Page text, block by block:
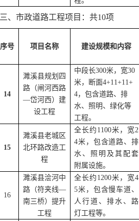
三、市政道路工程项目：共10项
序号 项目名称 建设规模和内容
14
濉溪县规划四
路（闸河西路
—岱河西） 建
设工程
中段长300米，宽30
米，断面4+11+11+
4，包含道路、排
水、照明、绿化等
工程。
15
濉溪县老城区
北环路改造工
程
全长约1100米，宽2
4米，包含道路、排
水、照明及其配套
附属设施。
16
濉溪县浍河中
路（符夹线—
南三桥）提升
工程
全长约1200米，宽4
5米，包含慢车道、
人行道、排水、路
灯工程等。